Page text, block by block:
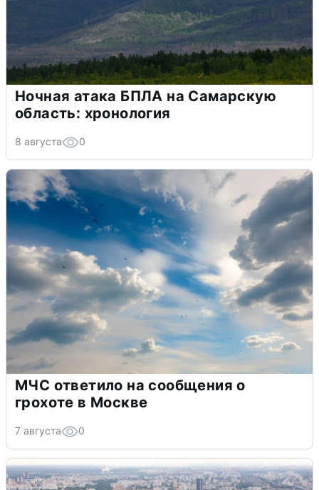
Ночная атака БПЛА на Самарскую
область: хронология
8 августа 0
МЧС ответило на сообщения о
грохоте в Москве
7 августа 0